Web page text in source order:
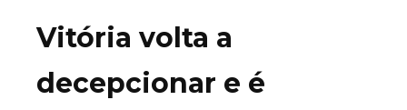
Vitória volta a
decepcionar e é